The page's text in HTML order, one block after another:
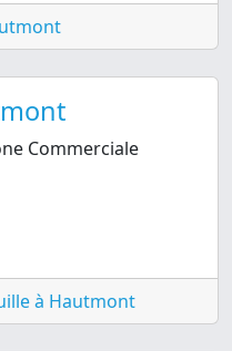
Commerciale
à Hautmont